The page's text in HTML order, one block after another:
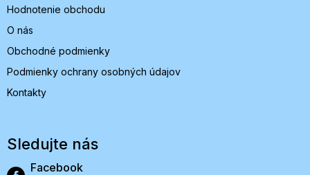
Hodnotenie obchodu
O nás
Obchodné podmienky
Podmienky ochrany osobných údajov
Kontakty
Sledujte nás
Facebook